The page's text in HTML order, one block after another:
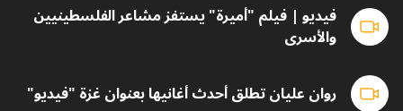
فيديو | فيلم "أميرة" يستفز مشاعر الفلسطينيين
والأسرى
روان عليان تطلق أحدث أغانيها بعنوان غزة "فيديو"